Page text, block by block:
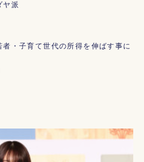
ヤ派
者・子育て世代の所得を伸ばす事に